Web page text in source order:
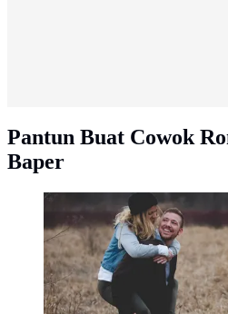
Pantun Buat Cowok
Baper